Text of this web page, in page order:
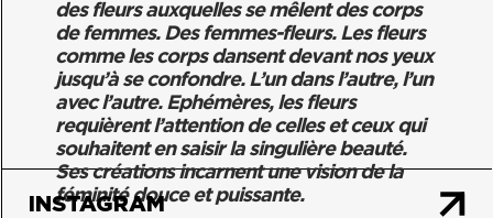
des fleurs auxquelles se mêlent des corps
de femmes. Des femmes-fleurs. Les fleurs
comme les corps dansent devant nos yeux
jusqu’à se confondre. L’un dans l’autre, l’un
avec l’autre. Ephémères, les fleurs
requièrent l’attention de celles et ceux qui
souhaitent en saisir la singulière beauté.
Ses créations incarnent une vision de la
féminité douce et puissante.
INSTAGRAM